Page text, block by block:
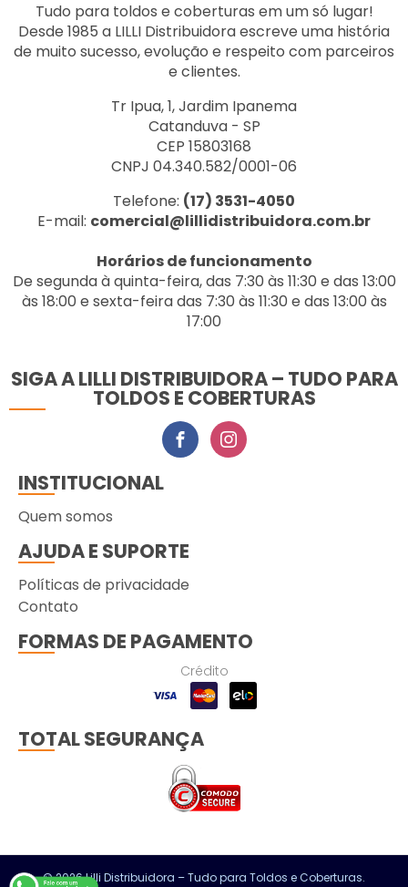
Tudo para toldos e coberturas em um só lugar!
Desde 1985 a LILLI Distribuidora escreve uma história
de muito sucesso, evolução e respeito com parceiros
e clientes.
Tr Ipua, 1, Jardim Ipanema
Catanduva - SP
CEP 15803168
CNPJ 04.340.582/0001-06
Telefone: (17) 3531-4050
E-mail: comercial@lillidistribuidora.com.br
Horários de funcionamento
De segunda à quinta-feira, das 7:30 às 11:30 e das 13:00
às 18:00 e sexta-feira das 7:30 às 11:30 e das 13:00 às
17:00
SIGA A LILLI DISTRIBUIDORA – TUDO PARA
TOLDOS E COBERTURAS
INSTITUCIONAL
Quem somos
AJUDA E SUPORTE
Políticas de privacidade
Contato
FORMAS DE PAGAMENTO
Crédito
TOTAL SEGURANÇA
© 2026 Lilli Distribuidora – Tudo para Toldos e Coberturas.